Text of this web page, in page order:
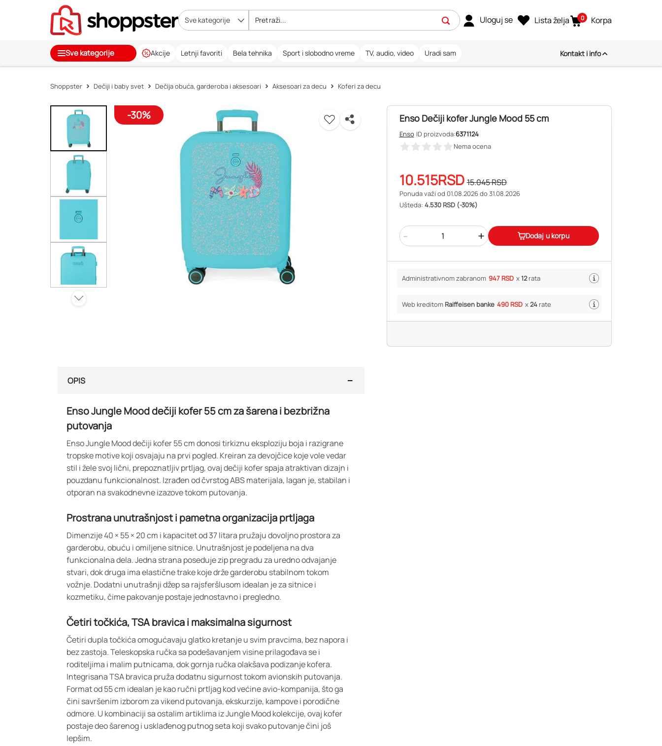
Sve kategorije Uloguj se Lista želja 0 Korpa
Sve kategorije Akcije Letnji favoriti Bela tehnika Sport i slobodno vreme TV, audio, video Uradi sam Kontakt i info
Shoppster Dečiji i baby svet Dečija obuća, garderoba i aksesoari Aksesoari za decu Koferi za decu
Enso Dečiji kofer Jungle Mood 55 cm
Enso ID proizvoda:6371124
Nema ocena
10.515RSD 15.045RSD
Ponuda važi od 01.08.2026 do 31.08.2026
Ušteda: 4.530 RSD (-30%)
- + Dodaj u korpu
Administrativnom zabranom 947 RSD x12rata
Web kreditom Raiffeisen banke 490 RSD x24rate
-30%
OPIS
Enso Jungle Mood dečiji kofer 55 cm za šarena i bezbrižna
putovanja
Enso Jungle Mood dečiji kofer 55 cm donosi tirkiznu eksploziju boja i razigrane
tropske motive koji osvajaju na prvi pogled. Kreiran za devojčice koje vole vedar
stil i žele svoj lični, prepoznatljiv prtljag, ovaj dečiji kofer spaja atraktivan dizajn i
pouzdanu funkcionalnost. Izrađen od čvrstog ABS materijala, lagan je, stabilan i
otporan na svakodnevne izazove tokom putovanja.
Prostrana unutrašnjost i pametna organizacija prtljaga
Dimenzije 40 × 55 × 20 cm i kapacitet od 37 litara pružaju dovoljno prostora za
garderobu, obuću i omiljene sitnice. Unutrašnjost je podeljena na dva
funkcionalna dela. Jedna strana poseduje zip pregradu za uredno odvajanje
stvari, dok druga ima elastične trake koje drže garderobu stabilnom tokom
vožnje. Dodatni unutrašnji džep sa rajsferšlusom idealan je za sitnice i
kozmetiku, čime pakovanje postaje jednostavno i pregledno.
Četiri točkića, TSA bravica i maksimalna sigurnost
Četiri dupla točkića omogućavaju glatko kretanje u svim pravcima, bez napora i
bez zastoja. Teleskopska ručka sa podešavanjem visine prilagođava se i
roditeljima i malim putnicama, dok gornja ručka olakšava podizanje kofera.
Integrisana TSA bravica pruža dodatnu sigurnost tokom avionskih putovanja.
Format od 55 cm idealan je kao ručni prtljag kod većine avio-kompanija, što ga
čini savršenim izborom za vikend putovanja, ekskurzije, kampove i porodične
odmore. U kombinaciji sa ostalim artiklima iz Jungle Mood kolekcije, ovaj kofer
postaje deo šarenog i usklađenog putnog seta koji svako putovanje čini još
lepšim.